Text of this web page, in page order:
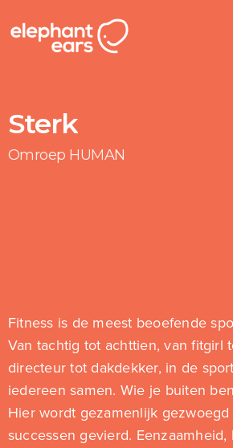
Sterk
Omroep HUMAN
Fitness is de meest beoefende
Van tachtig tot achttien, van fitgirl
directeur tot dakdekker, in de
iedereen samen. Wie je buiten
Hier wordt gezamenlijk
successen gevierd.